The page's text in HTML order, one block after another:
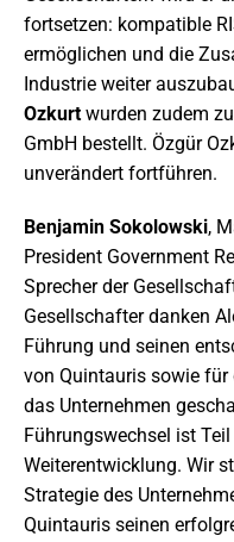
fortsetzen: kompatible
ermöglichen und die
Industrie weiter
Ozkurt wurden zudem
GmbH bestellt. Özgür
unverändert fortführen.
Benjamin Sokolowski,
President Government
Sprecher der
Gesellschafter danken
Führung und seinen
von Quintauris sowie
das Unternehmen
Führungswechsel ist
Weiterentwicklung. Wir
Strategie des
Quintauris seinen